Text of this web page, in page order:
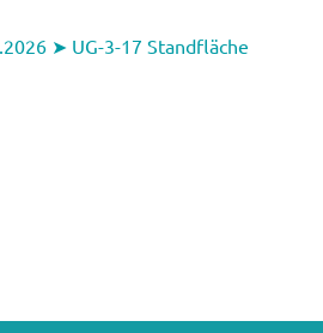
➤ UG-3-17 Standfläche